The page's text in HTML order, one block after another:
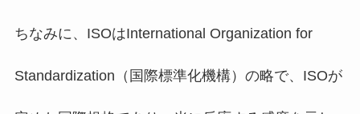
ちなみに、ISOはInternational Organization for
Standardization（国際標準化機構）の略で、ISOが